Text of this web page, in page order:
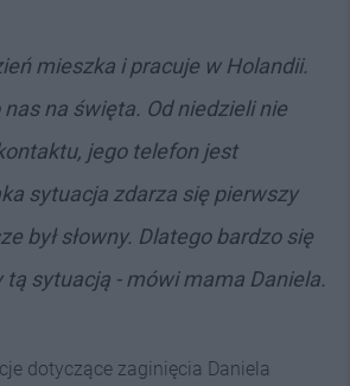
mieszka i pracuje w Holandii.
nas na święta. Od niedzieli nie
jego telefon jest
sytuacja zdarza się pierwszy
był słowny. Dlatego bardzo się
sytuacją - mówi mama Daniela.
dotyczące zaginięcia Daniela